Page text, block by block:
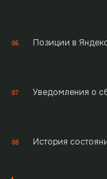
06 Позиции в
07 Уведомления о
08 История